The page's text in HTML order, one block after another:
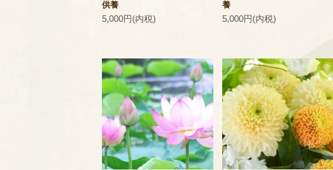
供養
5,000円(内税)
養
5,000円(内税)